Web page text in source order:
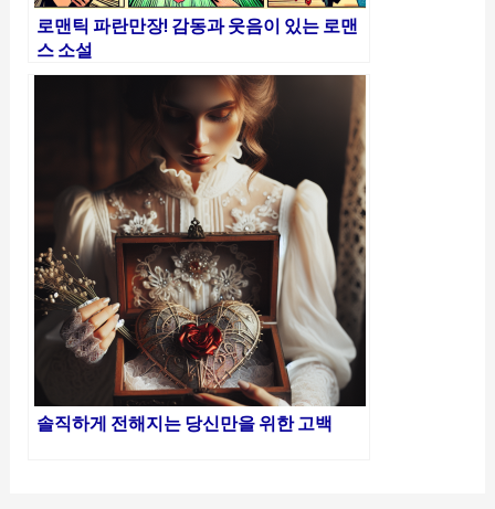
로맨틱 파란만장! 감동과 웃음이 있는 로맨
스 소설
솔직하게 전해지는 당신만을 위한 고백